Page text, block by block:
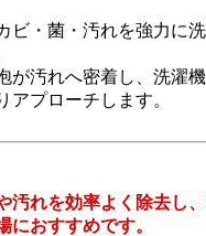
ビ・菌・汚れを強力に
が汚れへ密着し、洗濯
アプローチします。
汚れを効率よく除去し
におすすめです。